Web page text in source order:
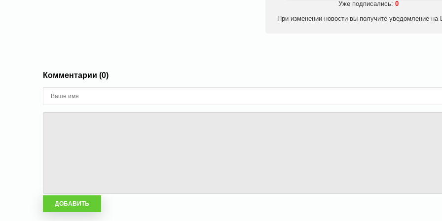
Уже подписались: 0
При изменении новости вы получите уведомление на
Комментарии (0)